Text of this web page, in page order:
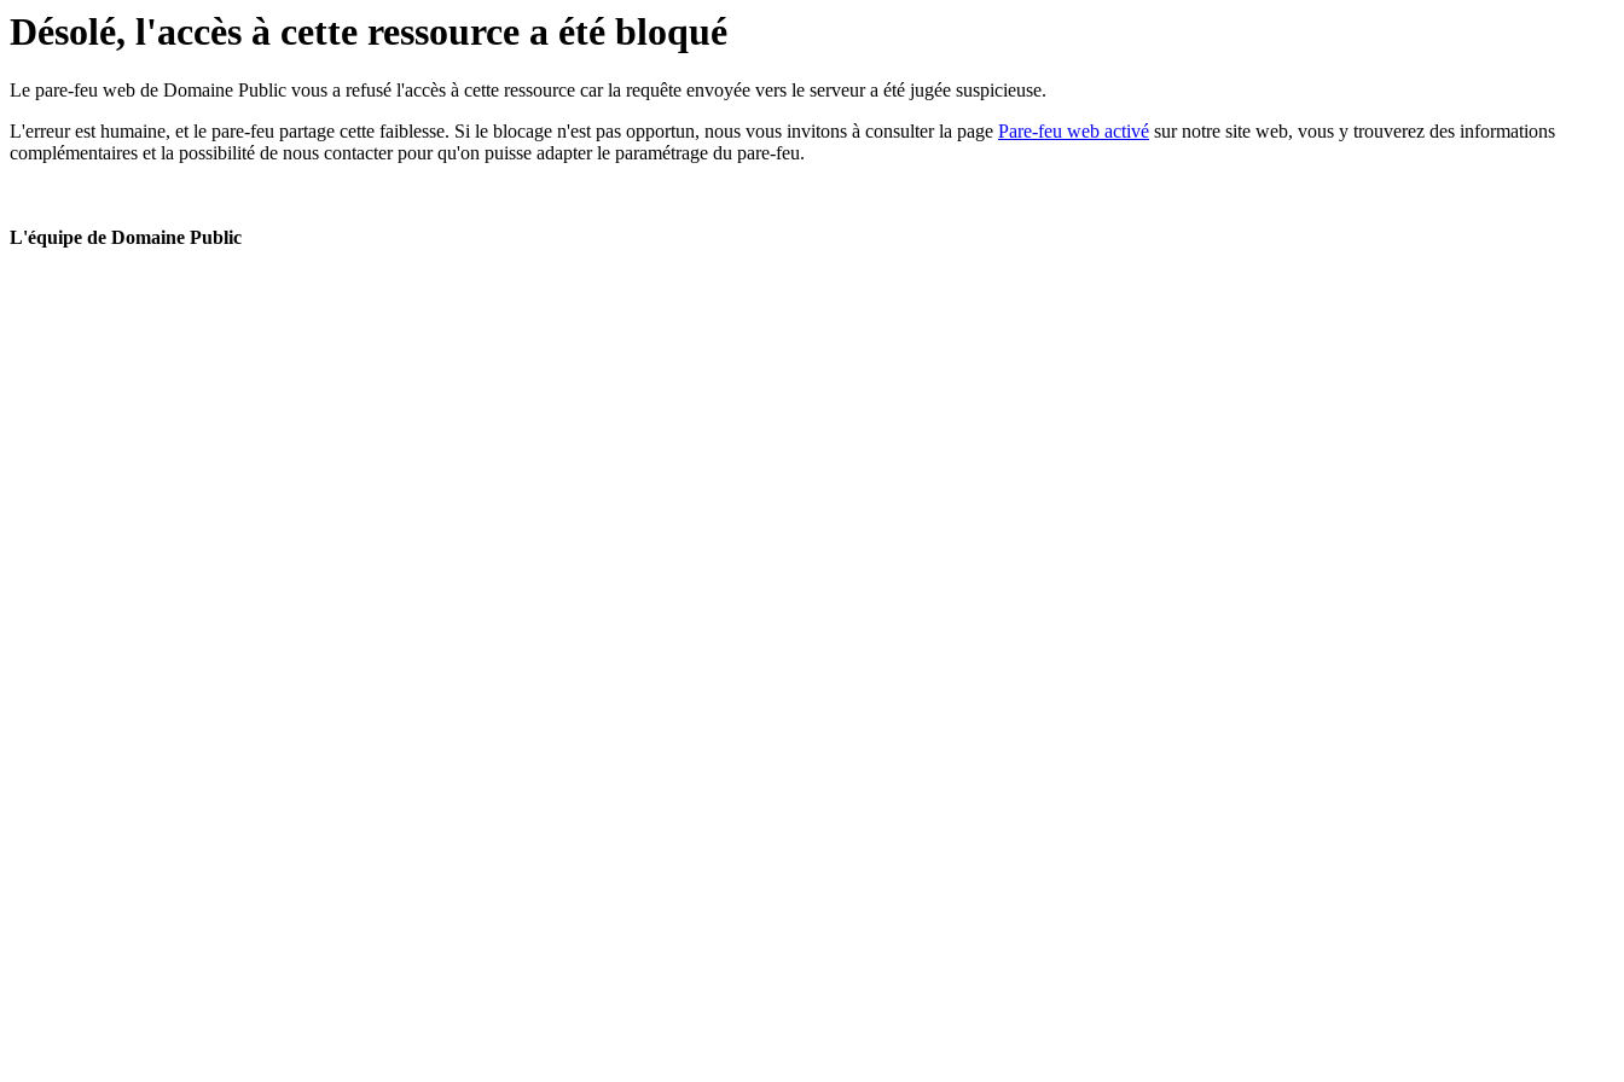
Désolé, l'accès à cette ressource a été bloqué
Le pare-feu web de Domaine Public vous a refusé l'accès à cette ressource car la requête envoyée vers le serveur a été jugée suspicieuse.
L'erreur est humaine, et le pare-feu partage cette faiblesse. Si le blocage n'est pas opportun, nous vous invitons à consulter la page Pare-feu web activé sur notre site web, vous y trouverez des informations
complémentaires et la possibilité de nous contacter pour qu'on puisse adapter le paramétrage du pare-feu.
L'équipe de Domaine Public